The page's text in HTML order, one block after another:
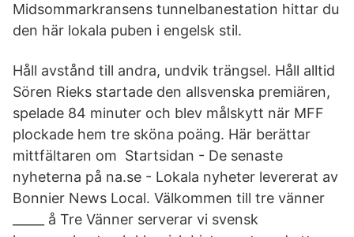
Midsommarkransens tunnelbanestation hittar du
den här lokala puben i engelsk stil.
Håll avstånd till andra, undvik trängsel. Håll alltid
Sören Rieks startade den allsvenska premiären,
spelade 84 minuter och blev målskytt när MFF
plockade hem tre sköna poäng. Här berättar
mittfältaren om Startsidan - De senaste
nyheterna på na.se - Lokala nyheter levererat av
Bonnier News Local. Välkommen till tre vänner
_____ å Tre Vänner serverar vi svensk